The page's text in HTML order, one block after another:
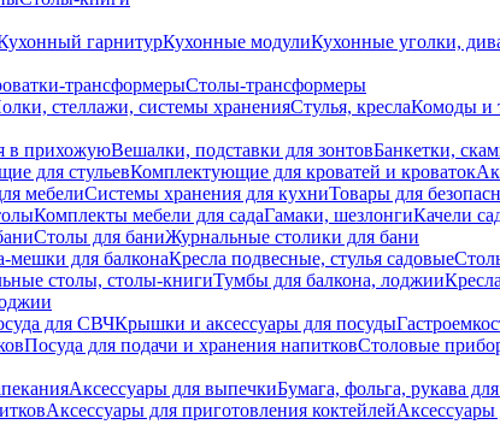
гарнитурКухонные модулиКухонные уголки,
трансформерыСтолы-трансформеры
стеллажи, системы храненияСтулья, креслаКомоды и
в прихожуюВешалки, подставки для зонтовБанкетки,
для стульевКомплектующие для кроватей и кроваток
мебелиСистемы хранения для кухниТовары для
Комплекты мебели для садаГамаки, шезлонгиКачели
Столы для баниЖурнальные столики для бани
мешки для балконаКресла подвесные, стулья садовые
столы, столы-книгиТумбы для балкона, лоджии
для СВЧКрышки и аксессуары для посуды
Посуда для подачи и хранения напитковСтоловые
Аксессуары для выпечкиБумага, фольга, рукава
Аксессуары для приготовления коктейлейАксессуары